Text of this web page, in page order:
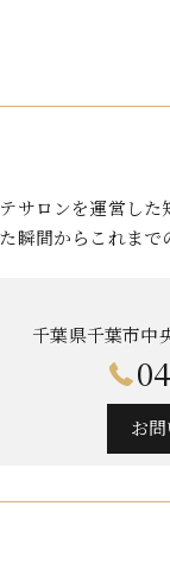
サロンを運営し
瞬間からこれまで
千葉県千葉市中
お